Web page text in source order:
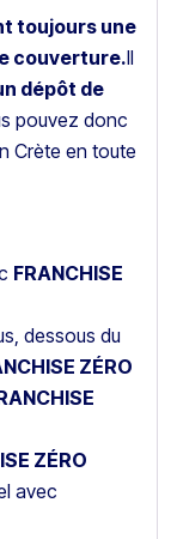
toujours une
couverture.Il
dépôt de
pouvez donc
Crète en toute
FRANCHISE
dessous du
ZÉRO
ZÉRO
avec